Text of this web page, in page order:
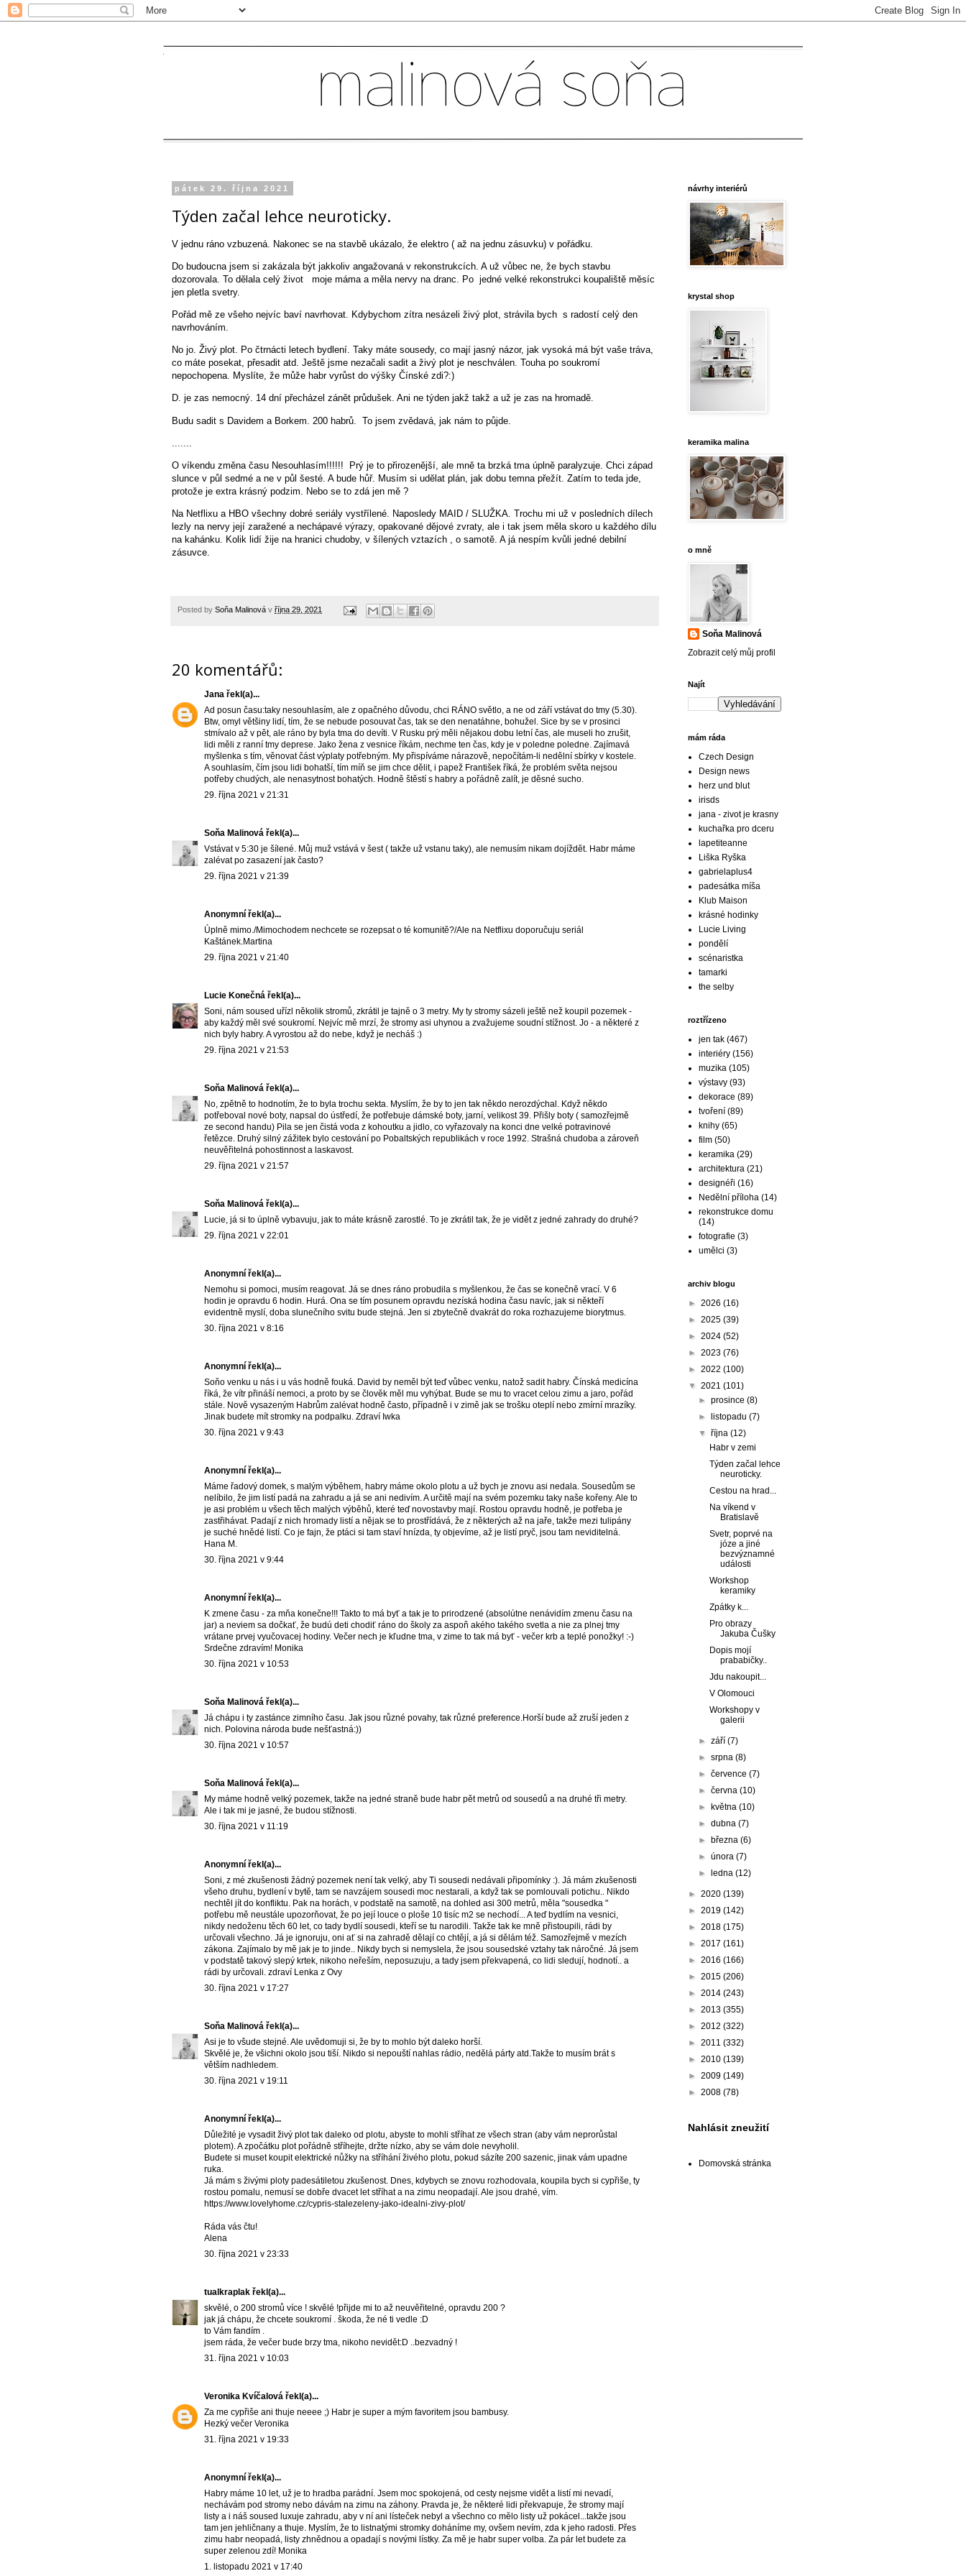
pátek 29. října 2021
Týden začal lehce neuroticky.
V jednu ráno vzbuzená. Nakonec se na stavbě ukázalo, že elektro ( až na jednu zásuvku) v pořádku.
Do budoucna jsem si zakázala být jakkoliv angažovaná v rekonstrukcích. A už vůbec ne, že bych stavbu
dozorovala. To dělala celý život moje máma a měla nervy na dranc. Po jedné velké rekonstrukci koupaliště měsíc
jen pletla svetry.
Pořád mě ze všeho nejvíc baví navrhovat. Kdybychom zítra nesázeli živý plot, strávila bych s radostí celý den
navrhováním.
No jo. Živý plot. Po čtrnácti letech bydlení. Taky máte sousedy, co mají jasný názor, jak vysoká má být vaše tráva,
co máte posekat, přesadit atd. Ještě jsme nezačali sadit a živý plot je neschválen. Touha po soukromí
nepochopena. Myslíte, že může habr vyrůst do výšky Čínské zdi?:)
D. je zas nemocný. 14 dní přecházel zánět průdušek. Ani ne týden jakž takž a už je zas na hromadě.
Budu sadit s Davidem a Borkem. 200 habrů. To jsem zvědavá, jak nám to půjde.
O víkendu změna času Nesouhlasím!!!!!! Prý je to přirozenější, ale mně ta brzká tma úplně paralyzuje. Chci západ
slunce v půl sedmé a ne v půl šesté. A bude hůř. Musím si udělat plán, jak dobu temna přežít. Zatím to teda jde,
protože je extra krásný podzim. Nebo se to zdá jen mě ?
Na Netflixu a HBO všechny dobré seriály vystřílené. Naposledy MAID / SLUŽKA. Trochu mi už v posledních dílech
lezly na nervy její zaražené a nechápavé výrazy, opakované dějové zvraty, ale i tak jsem měla skoro u každého dílu
na kahánku. Kolik lidí žije na hranici chudoby, v šílených vztazích , o samotě. A já nespím kvůli jedné debilní
zásuvce.
Posted by Soňa Malinová v října 29, 2021
20 komentářů:
Jana řekl(a)...
Ad posun času:taky nesouhlasím, ale z opačného důvodu, chci RÁNO světlo, a ne od září vstávat do tmy (5.30).
Btw, omyl většiny lidí, tím, že se nebude posouvat čas, tak se den nenatáhne, bohužel. Sice by se v prosinci
stmívalo až v pět, ale ráno by byla tma do devíti. V Rusku prý měli nějakou dobu letní čas, ale museli ho zrušit,
lidi měli z ranní tmy deprese. Jako žena z vesnice říkám, nechme ten čas, kdy je v poledne poledne. Zajímavá
myšlenka s tím, věnovat část výplaty potřebným. My přispíváme nárazově, nepočítám-li nedělní sbírky v kostele.
A souhlasím, čím jsou lidi bohatší, tím míň se jim chce dělit, i papež František říká, že problém světa nejsou
potřeby chudých, ale nenasytnost bohatých. Hodně štěstí s habry a pořádně zalít, je děsné sucho.
29. října 2021 v 21:31
Soňa Malinová řekl(a)...
Vstávat v 5:30 je šílené. Můj muž vstává v šest ( takže už vstanu taky), ale nemusím nikam dojíždět. Habr máme
zalévat po zasazení jak často?
29. října 2021 v 21:39
Anonymní řekl(a)...
Úplně mimo./Mimochodem nechcete se rozepsat o té komunitě?/Ale na Netflixu doporučuju seriál
Kaštánek.Martina
29. října 2021 v 21:40
Lucie Konečná řekl(a)...
Soni, nám soused uřízl několik stromů, zkrátil je tajně o 3 metry. My ty stromy sázeli ještě než koupil pozemek -
aby každý měl své soukromí. Nejvíc mě mrzí, že stromy asi uhynou a zvažujeme soudní stížnost. Jo - a některé z
nich byly habry. A vyrostou až do nebe, když je necháš :)
29. října 2021 v 21:53
Soňa Malinová řekl(a)...
No, zpětně to hodnotím, že to byla trochu sekta. Myslím, že by to jen tak někdo nerozdýchal. Když někdo
potřeboval nové boty, napsal do ústředí, že potřebuje dámské boty, jarní, velikost 39. Přišly boty ( samozřejmě
ze second handu) Pila se jen čistá voda z kohoutku a jidlo, co vyřazovaly na konci dne velké potravinové
řetězce. Druhý silný zážitek bylo cestování po Pobaltských republikách v roce 1992. Strašná chudoba a zároveň
neuvěřitelná pohostinnost a laskavost.
29. října 2021 v 21:57
Soňa Malinová řekl(a)...
Lucie, já si to úplně vybavuju, jak to máte krásně zarostlé. To je zkrátil tak, že je vidět z jedné zahrady do druhé?
29. října 2021 v 22:01
Anonymní řekl(a)...
Nemohu si pomoci, musím reagovat. Já se dnes ráno probudila s myšlenkou, že čas se konečně vrací. V 6
hodin je opravdu 6 hodin. Hurá. Ona se tím posunem opravdu nezíská hodina času navíc, jak si někteří
evidentně myslí, doba slunečního svitu bude stejná. Jen si zbytečně dvakrát do roka rozhazujeme biorytmus.
30. října 2021 v 8:16
Anonymní řekl(a)...
Soňo venku u nás i u vás hodně fouká. David by neměl být teď vůbec venku, natož sadit habry. Čínská medicína
říká, že vítr přináší nemoci, a proto by se člověk měl mu vyhýbat. Bude se mu to vracet celou zimu a jaro, pořád
stále. Nově vysazeným Habrům zalévat hodně často, případně i v zimě jak se trošku oteplí nebo zmírní mrazíky.
Jinak budete mít stromky na podpalku. Zdraví Iwka
30. října 2021 v 9:43
Anonymní řekl(a)...
Máme řadový domek, s malým výběhem, habry máme okolo plotu a už bych je znovu asi nedala. Sousedům se
nelíbilo, že jim listí padá na zahradu a já se ani nedivím. A určitě mají na svém pozemku taky naše kořeny. Ale to
je asi problém u všech těch malých výběhů, které teď novostavby mají. Rostou opravdu hodně, je potřeba je
zastřihávat. Padají z nich hromady listí a nějak se to prostřídává, že z některých až na jaře, takže mezi tulipány
je suché hnědé listí. Co je fajn, že ptáci si tam staví hnízda, ty objevíme, až je listí pryč, jsou tam neviditelná.
Hana M.
30. října 2021 v 9:44
Anonymní řekl(a)...
K zmene času - za mňa konečne!!! Takto to má byť a tak je to prirodzené (absolútne nenávidím zmenu času na
jar) a neviem sa dočkať, že budú deti chodiť ráno do školy za aspoň akého takého svetla a nie za plnej tmy
vrátane prvej vyučovacej hodiny. Večer nech je kľudne tma, v zime to tak má byť - večer krb a teplé ponožky! :-)
Srdečne zdravím! Monika
30. října 2021 v 10:53
Soňa Malinová řekl(a)...
Já chápu i ty zastánce zimního času. Jak jsou různé povahy, tak různé preference.Horší bude až zruší jeden z
nich. Polovina národa bude nešťastná:))
30. října 2021 v 10:57
Soňa Malinová řekl(a)...
My máme hodně velký pozemek, takže na jedné straně bude habr pět metrů od sousedů a na druhé tři metry.
Ale i tak mi je jasné, že budou stížnosti.
30. října 2021 v 11:19
Anonymní řekl(a)...
Soni, z mé zkušenosti žádný pozemek není tak velký, aby Ti sousedi nedávali připomínky :). Já mám zkušenosti
všeho druhu, bydlení v bytě, tam se navzájem sousedi moc nestarali, a když tak se pomlouvali potichu.. Nikdo
nechtěl jít do konfliktu. Pak na horách, v podstatě na samotě, na dohled asi 300 metrů, měla "sousedka "
potřebu mě neustále upozorňovat, že po její louce o ploše 10 tisíc m2 se nechodí... A teď bydlím na vesnici,
nikdy nedoženu těch 60 let, co tady bydlí sousedi, kteří se tu narodili. Takže tak ke mně přistoupili, rádi by
určovali všechno. Já je ignoruju, oni ať si na zahradě dělají co chtějí, a já si dělám též. Samozřejmě v mezích
zákona. Zajímalo by mě jak je to jinde.. Nikdy bych si nemyslela, že jsou sousedské vztahy tak náročné. Já jsem
v podstatě takový slepý krtek, nikoho neřeším, neposuzuju, a tady jsem překvapená, co lidi sledují, hodnotí.. a
rádi by určovali. zdraví Lenka z Ovy
30. října 2021 v 17:27
Soňa Malinová řekl(a)...
Asi je to všude stejné. Ale uvědomuji si, že by to mohlo být daleko horší.
Skvělé je, že všichni okolo jsou tiší. Nikdo si nepouští nahlas rádio, nedělá párty atd.Takže to musím brát s
větším nadhledem.
30. října 2021 v 19:11
Anonymní řekl(a)...
Důležité je vysadit živý plot tak daleko od plotu, abyste to mohli stříhat ze všech stran (aby vám neprorůstal
plotem). A zpočátku plot pořádně stříhejte, držte nízko, aby se vám dole nevyholil.
Budete si muset koupit elektrické nůžky na stříhání živého plotu, pokud sázíte 200 sazenic, jinak vám upadne
ruka.
Já mám s živými ploty padesátiletou zkušenost. Dnes, kdybych se znovu rozhodovala, koupila bych si cypřiše, ty
rostou pomalu, nemusí se dobře dvacet let stříhat a na zimu neopadají. Ale jsou drahé, vím.
https://www.lovelyhome.cz/cypris-stalezeleny-jako-idealni-zivy-plot/
Ráda vás čtu!
Alena
30. října 2021 v 23:33
tualkraplak řekl(a)...
skvělé, o 200 stromů více ! skvělé !přijde mi to až neuvěřitelné, opravdu 200 ?
jak já chápu, že chcete soukromí . škoda, že né ti vedle :D
to Vám fandím .
jsem ráda, že večer bude brzy tma, nikoho nevidět:D ..bezvadný !
31. října 2021 v 10:03
Veronika Kvíčalová řekl(a)...
Za me cypřiše ani thuje neeee ;) Habr je super a mým favoritem jsou bambusy.
Hezký večer Veronika
31. října 2021 v 19:33
Anonymní řekl(a)...
Habry máme 10 let, už je to hradba parádní. Jsem moc spokojená, od cesty nejsme vidět a listí mi nevadí,
nechávám pod stromy nebo dávám na zimu na záhony. Pravda je, že některé lidi překvapuje, že stromy mají
listy a i náš soused luxuje zahradu, aby v ní ani lísteček nebyl a všechno co mělo listy už pokácel...takže jsou
tam jen jehličnany a thuje. Myslím, že to listnatými stromky doháníme my, ovšem nevím, zda k jeho radosti. Přes
zimu habr neopadá, listy zhnědnou a opadají s novými lístky. Za mě je habr super volba. Za pár let budete za
super zelenou zdí! Monika
1. listopadu 2021 v 17:40
návrhy interiérů
krystal shop
keramika malina
o mně
Soňa Malinová
Zobrazit celý můj profil
Najít
mám ráda
Czech Design
Design news
herz und blut
irisds
jana - zivot je krasny
kuchařka pro dceru
lapetiteanne
Liška Ryška
gabrielaplus4
padesátka míša
Klub Maison
krásné hodinky
Lucie Living
pondělí
scénaristka
tamarki
the selby
roztřízeno
jen tak (467)
interiéry (156)
muzika (105)
výstavy (93)
dekorace (89)
tvoření (89)
knihy (65)
film (50)
keramika (29)
architektura (21)
designéři (16)
Nedělní příloha (14)
rekonstrukce domu
(14)
fotografie (3)
umělci (3)
archiv blogu
► 2026 (16)
► 2025 (39)
► 2024 (52)
► 2023 (76)
► 2022 (100)
▼ 2021 (101)
►prosince(8)
►
listopadu(7)
▼října(12)
Habr v zemi
Týden začal lehce
neuroticky.
Cestou na hrad...
Na víkend v
Bratislavě
Svetr, poprvé na
józe a jiné
bezvýznamné
události
Workshop
keramiky
Zpátky k...
Pro obrazy
Jakuba Čušky
Dopis mojí
prababičky..
Jdu nakoupit...
V Olomouci
Workshopy v
galerii
►září(7)
►srpna(8)
►července(7)
►června(10)
► května(10)
►dubna(7)
► března(6)
►února(7)
►
ledna(12)
► 2020 (139)
► 2019 (142)
► 2018 (175)
► 2017 (161)
► 2016 (166)
► 2015 (206)
► 2014 (243)
► 2013 (355)
► 2012 (322)
► 2011 (332)
► 2010 (139)
► 2009 (149)
► 2008 (78)
Nahlásit zneužití
Domovská stránka